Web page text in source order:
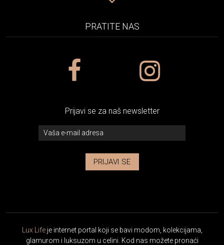
PRATITE NAS
Prijavi se za naš newsletter
PRIJAVI SE
Lux Lifeje internet portal koji se bavi modom, kolekcijama,
glamurom i luksuzom u celini. Kod nas možete pronaći